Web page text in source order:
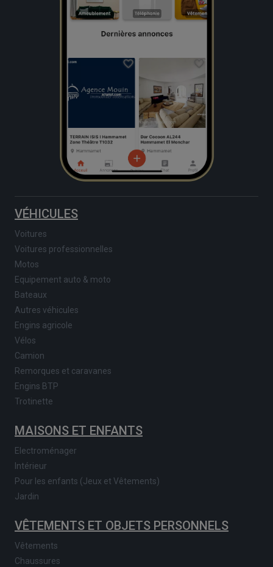
VÉHICULES
Voitures
Voitures professionnelles
Motos
Equipement auto & moto
Bateaux
Autres véhicules
Engins agricole
Vélos
Camion
Remorques et caravanes
Engins BTP
Trotinette
MAISONS ET ENFANTS
Electroménager
Intérieur
Pour les enfants (Jeux et Vêtements)
Jardin
VÊTEMENTS ET OBJETS PERSONNELS
Vêtements
Chaussures